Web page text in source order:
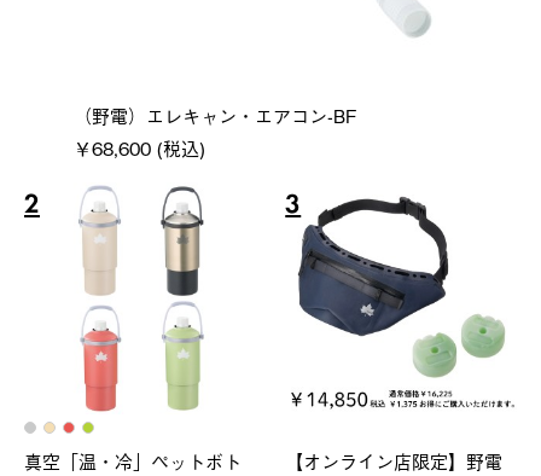
（野電）エレキャン・エアコン-BF
￥68,600 (税込)
2
真空「温・冷」ペットボト
3
【オンライン店限定】野電